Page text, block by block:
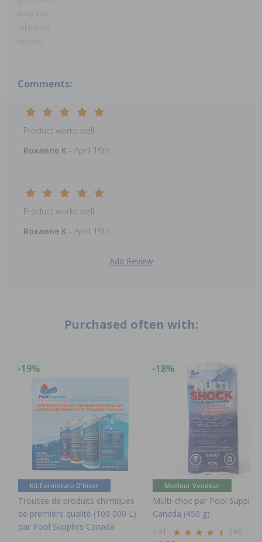
submitted
reviews.
Comments:
Product works well
Roxanne K - April 19th
Product works well
Roxanne K - April 19th
Add Review
Purchased often with:
-19%
Kit Fermeture D'hiver
Trousse de produits chimiques
de première qualité (100 000 L)
par Pool Supplies Canada
-18%
Meilleur Vendeur
Multi-choc par Pool Supplies
Canada (450 g)
4.91 (46)